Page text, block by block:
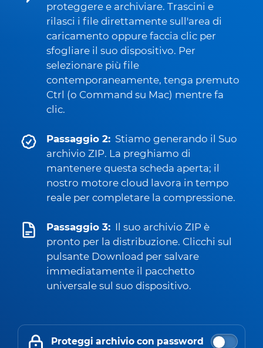
proteggere e archiviare. Trascini e
rilasci i file direttamente sull'area di
caricamento oppure faccia clic per
sfogliare il suo dispositivo. Per
selezionare più file
contemporaneamente, tenga premuto
Ctrl (o Command su Mac) mentre fa
clic.
Passaggio 2: Stiamo generando il Suo
archivio ZIP. La preghiamo di
mantenere questa scheda aperta; il
nostro motore cloud lavora in tempo
reale per completare la compressione.
Passaggio 3: Il suo archivio ZIP è
pronto per la distribuzione. Clicchi sul
pulsante Download per salvare
immediatamente il pacchetto
universale sul suo dispositivo.
Proteggi archivio con password